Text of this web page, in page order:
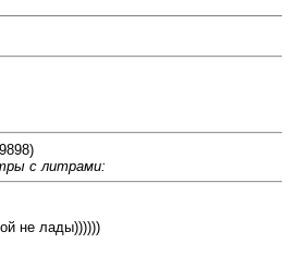
с литрами:
не лады))))))